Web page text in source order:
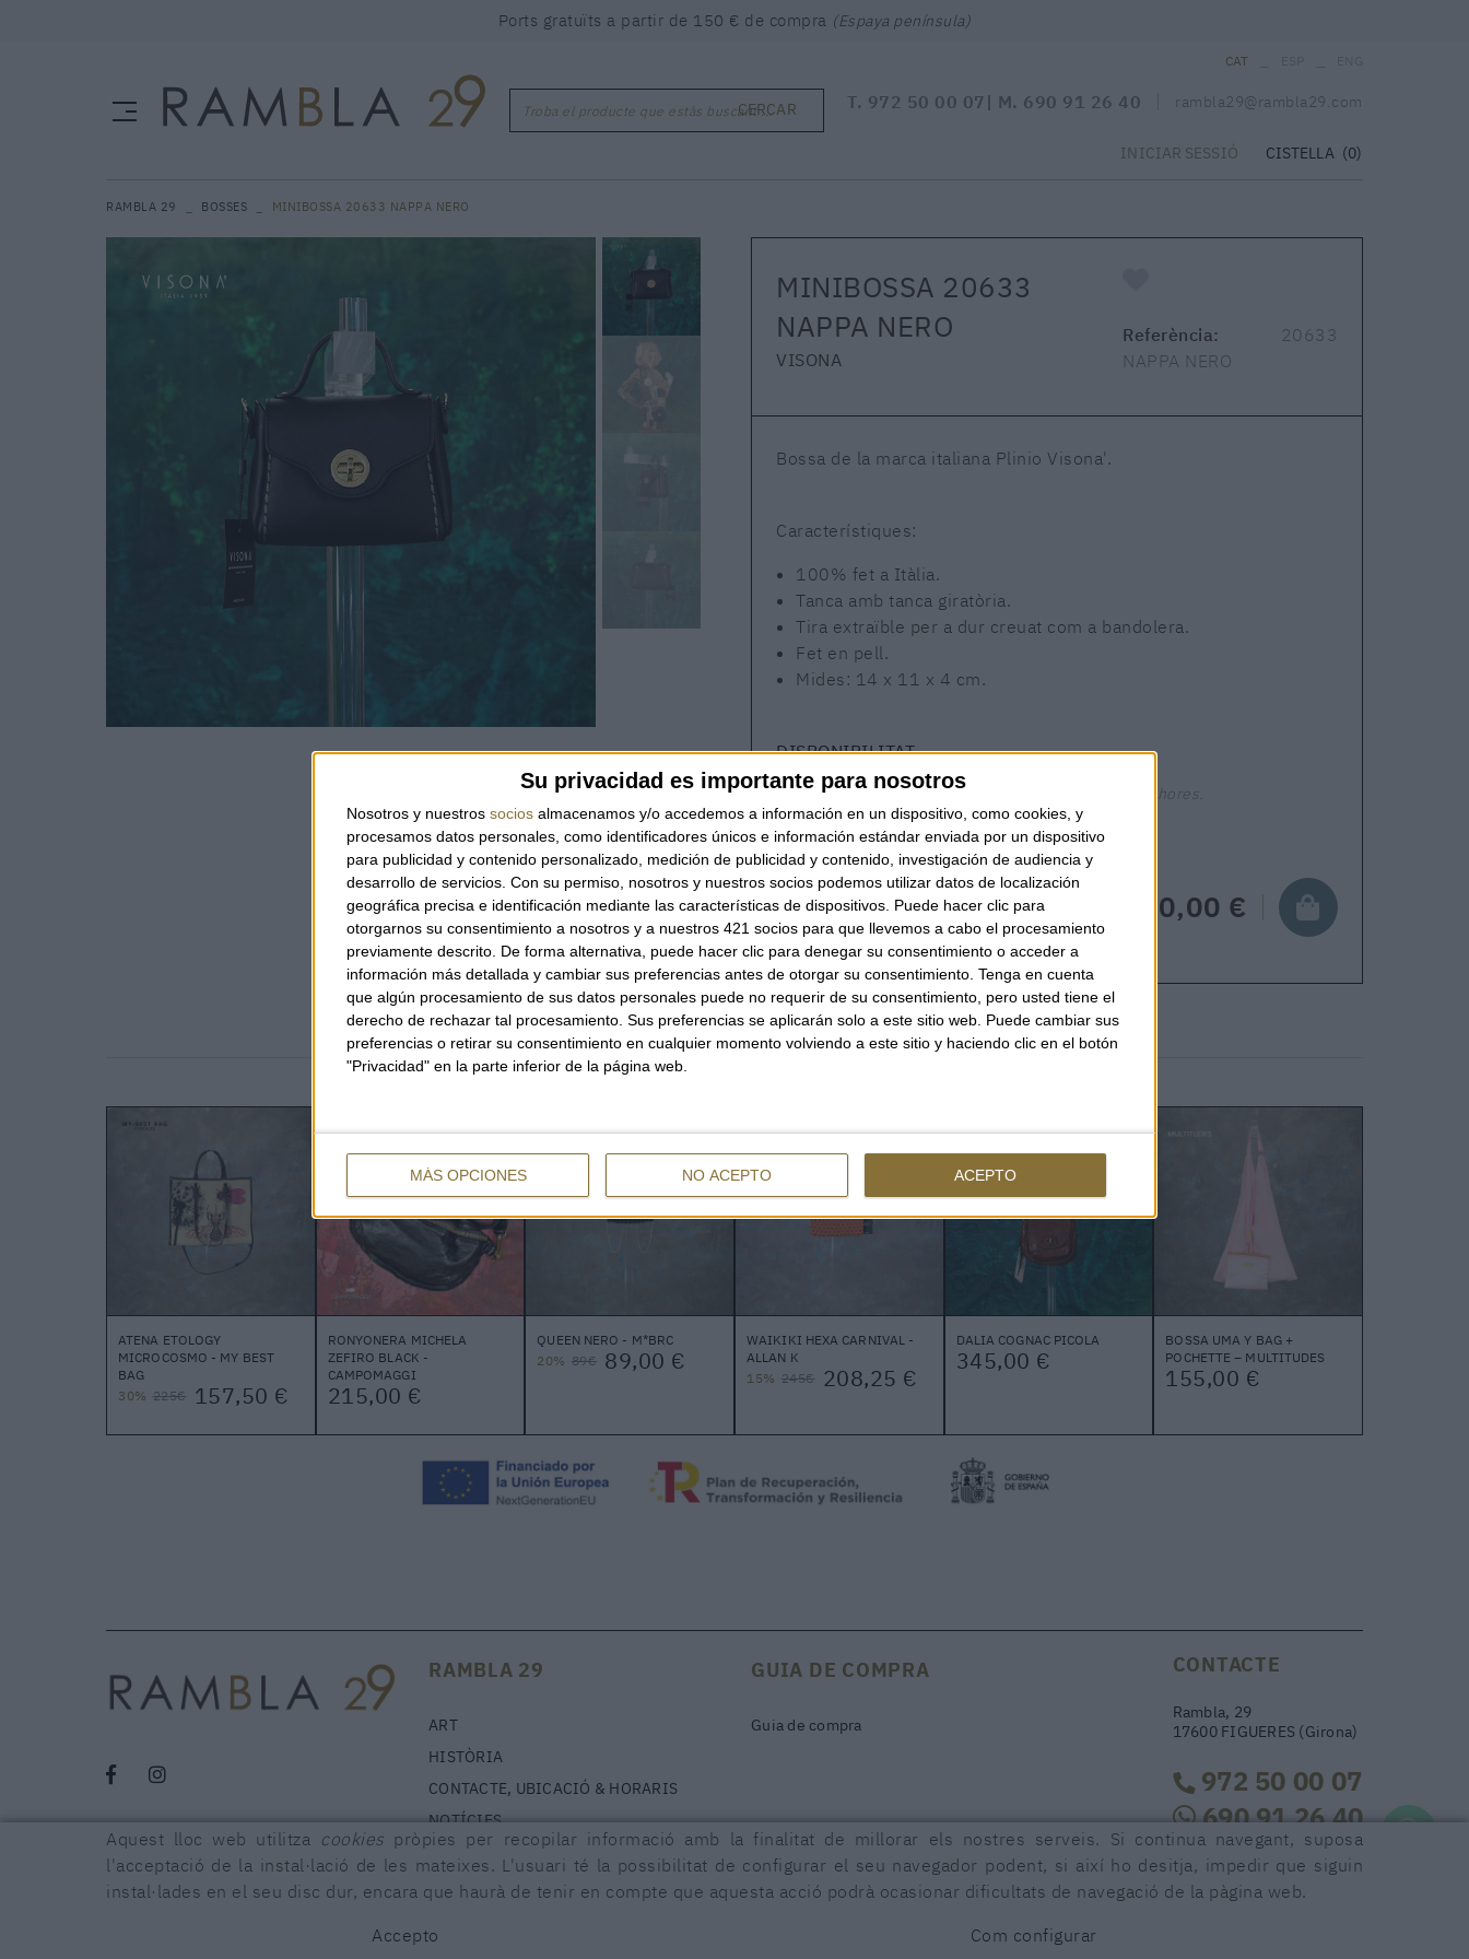
Su privacidad es importante para nosotros
Nosotros y nuestros socios almacenamos y/o accedemos a información en un dispositivo, como cookies, y
procesamos datos personales, como identificadores únicos e información estándar enviada por un dispositivo
para publicidad y contenido personalizado, medición de publicidad y contenido, investigación de audiencia y
desarrollo de servicios. Con su permiso, nosotros y nuestros socios podemos utilizar datos de localización
geográfica precisa e identificación mediante las características de dispositivos. Puede hacer clic para
otorgarnos su consentimiento a nosotros y a nuestros 421 socios para que llevemos a cabo el procesamiento
previamente descrito. De forma alternativa, puede hacer clic para denegar su consentimiento o acceder a
información más detallada y cambiar sus preferencias antes de otorgar su consentimiento. Tenga en cuenta
que algún procesamiento de sus datos personales puede no requerir de su consentimiento, pero usted tiene el
derecho de rechazar tal procesamiento. Sus preferencias se aplicarán solo a este sitio web. Puede cambiar sus
preferencias o retirar su consentimiento en cualquier momento volviendo a este sitio y haciendo clic en el botón
"Privacidad" en la parte inferior de la página web.
MÁS OPCIONES NO ACEPTO ACEPTO
Ports gratuïts a partir de 150 € de compra (Espaya península)
Troba el producte que estàs buscant ...
CERCAR
CAT
T. 972 50 00 07 | M. 690 91 26 40 rambla29@rambla29.com
INICIAR SESSIÓ CISTELLA (0)
RAMBLA 29 BOSSES MINIBOSSA 20633 NAPPA NERO
MINIBOSSA 20633
NAPPA NERO
VISONA
Referència: 20633
NAPPA NERO
Bossa de la marca italiana Plinio Visona'.
Característiques:
100% fet a Itàlia.
Tanca amb tanca giratòria.
Tira extraïble per a dur creuat com a bandolera.
Fet en pell.
Mides: 14 x 11 x 4 cm.
DISPONIBILITAT
Producte disponible Enviament en 24-48 hores.
QUANTITAT 110,00 €
ALTRES TAMBÉ HAN MIRAT
ATENA ETOLOGY
MICROCOSMO - MY BEST
BAG
30% 225€ 157,50 €
RONYONERA MICHELA
ZEFIRO BLACK -
CAMPOMAGGI
215,00 €
QUEEN NERO - M*BRC
20% 89€ 89,00 €
WAIKIKI HEXA CARNIVAL -
ALLAN K
15% 245€ 208,25 €
DALIA COGNAC PICOLA
345,00 €
BOSSA UMA Y BAG +
POCHETTE – MULTITUDES
155,00 €
RAMBLA 29
ART
HISTÒRIA
CONTACTE, UBICACIÓ & HORARIS
NOTÍCIES
GUIA DE COMPRA
Guia de compra
CONTACTE
Rambla, 29
17600 FIGUERES (Girona)
972 50 00 07
690 91 26 40
rambla29@rambla29.com
CONDICIONS
Aquest lloc web utilitza cookies pròpies per recopilar informació amb la finalitat de millorar els nostres serveis. Si continua navegant, suposa
l'acceptació de la instal·lació de les mateixes. L'usuari té la possibilitat de configurar el seu navegador podent, si així ho desitja, impedir que siguin
instal·lades en el seu disc dur, encara que haurà de tenir en compte que aquesta acció podrà ocasionar dificultats de navegació de la pàgina web.
Accepto
Com configurar